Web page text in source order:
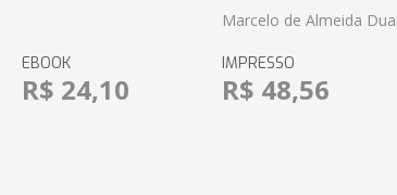
EBOOK
R$ 24,10
Marcelo de Almeida
IMPRESSO
R$ 48,56